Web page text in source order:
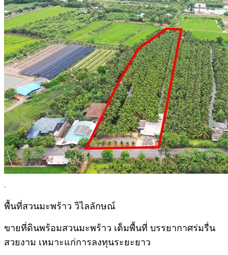
.
พื้นที่สวนมะพร้าว วิไลลักษณ์
ขายที่ดินพร้อมสวนมะพร้าว เต็มพื้นที่ บรรยากาศร่มรื่น
สวยงาม เหมาะแก่การลงทุนระยะยาว